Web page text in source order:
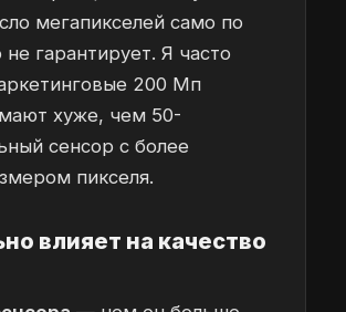
мегапикселей само по
не гарантирует. Я часто
200 Мп
хуже, чем 50-
сенсор с более
пикселя.
влияет на качество